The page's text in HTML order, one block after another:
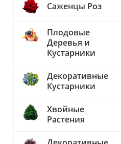
Саженцы Роз
Плодовые
Деревья и
Кустарники
Декоративные
Кустарники
Хвойные
Растения